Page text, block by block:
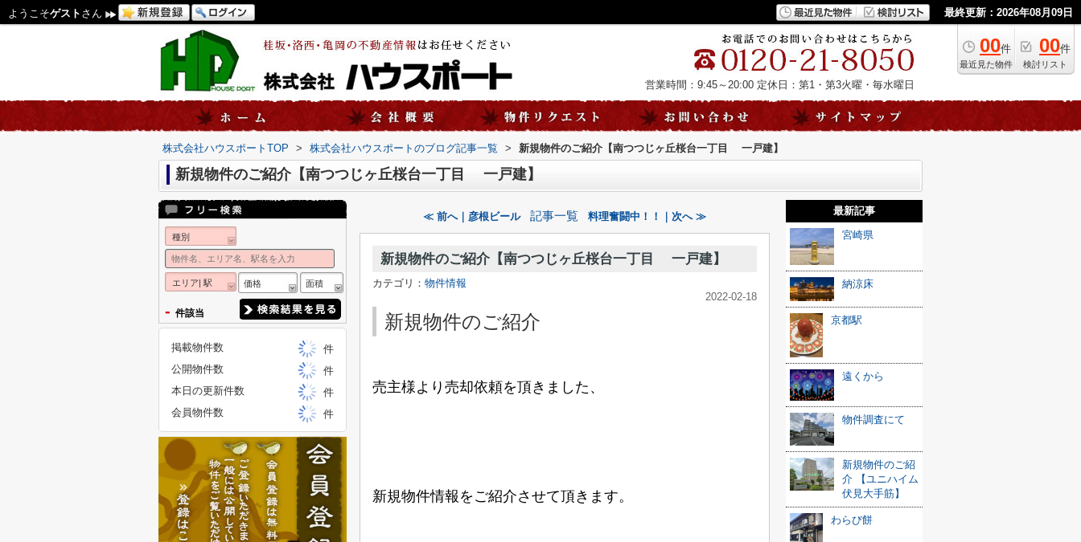
ようこそゲスト さん 最終更新：2026年08月09日
00件
最近見た物件
00件
検討リスト
営業時間：9:45～20:00 定休日：第1・第3火曜・毎水曜日
株式会社ハウスポートTOP > 株式会社ハウスポートのブログ記事一覧 > 新規物件のご紹介【南つつじヶ丘桜台一丁目 一戸建】
新規物件のご紹介【南つつじヶ丘桜台一丁目 一戸建】
≪ 前へ｜彦根ビール 記事一覧 料理奮闘中！！｜次へ ≫
新規物件のご紹介【南つつじヶ丘桜台一丁目 一戸建】
カテゴリ： 物件情報
2022-02-18
新規物件のご紹介
売主様より売却依頼を頂きました、
新規物件情報をご紹介させて頂きます。
最新記事
宮崎県
納涼床
京都駅
遠くから
物件調査にて
新規物件のご紹
介 【ユニハイム
伏見大手筋】
わらび餅
種別
エリア| 駅 価格 面積
- 件該当
掲載物件数
件
公開物件数
件
本日の更新件数
件
会員物件数
件